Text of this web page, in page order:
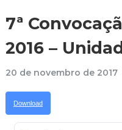
7ª
2016 –
20 de novembro de 2017
Download